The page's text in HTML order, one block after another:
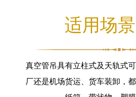
真空管吊具有立柱式及天轨式
厂还是机场货运、货车装卸，
适用场